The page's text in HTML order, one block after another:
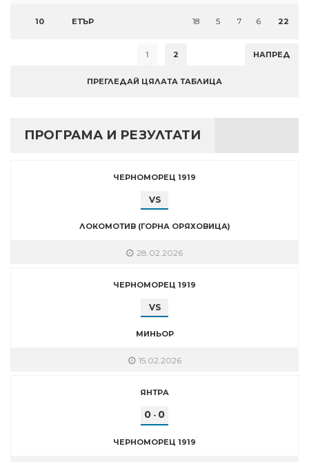
10 ЕТЪР 18 5 7 6 22
1 2 НАПРЕД
ПРЕГЛЕДАЙ ЦЯЛАТА ТАБЛИЦА
ПРОГРАМА И РЕЗУЛТАТИ
ЧЕРНОМОРЕЦ 1919
VS
ЛОКОМОТИВ (ГОРНА ОРЯХОВИЦА)
28.02.2026
ЧЕРНОМОРЕЦ 1919
VS
МИНЬОР
15.02.2026
ЯНТРА
0 - 0
ЧЕРНОМОРЕЦ 1919